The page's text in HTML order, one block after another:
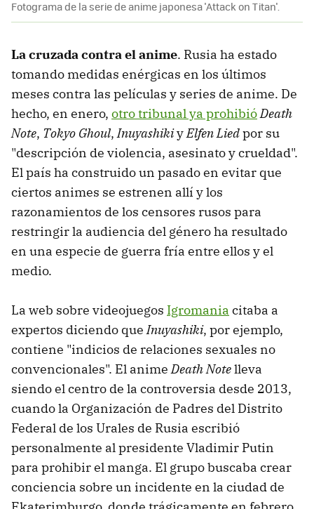
Fotograma de la serie de anime japonesa 'Attack on Titan'.
La cruzada contra el anime. Rusia ha estado
tomando medidas enérgicas en los últimos
meses contra las películas y series de anime. De
hecho, en enero, otro tribunal ya prohibióDeath
Note, Tokyo Ghoul,InuyashikiyElfen Liedpor su
"descripción de violencia, asesinato y crueldad".
El país ha construido un pasado en evitar que
ciertos animes se estrenen allí y los
razonamientos de los censores rusos para
restringir la audiencia del género ha resultado
en una especie de guerra fría entre ellos y el
medio.
La web sobre videojuegos Igromania citaba a
expertos diciendo queInuyashiki, por ejemplo,
contiene "indicios de relaciones sexuales no
convencionales". El animeDeath Notelleva
siendo el centro de la controversia desde 2013,
cuando la Organización de Padres del Distrito
Federal de los Urales de Rusia escribió
personalmente al presidente Vladimir Putin
para prohibir el manga. El grupo buscaba crear
conciencia sobre un incidente en la ciudad de